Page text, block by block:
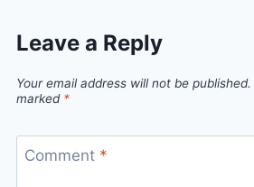
Leave a Reply
Your email address will not be published.
marked *
Comment *